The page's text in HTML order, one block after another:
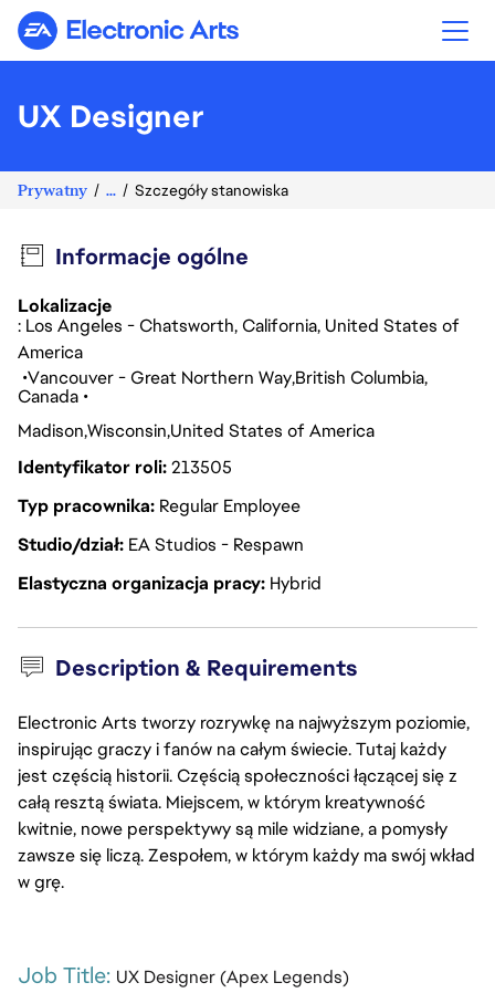
Electronic Arts
UX Designer
Prywatny ... Szczegóły stanowiska
Informacje ogólne
Lokalizacje
: Los Angeles - Chatsworth, California, United States of
America
Vancouver - Great Northern WayBritish Columbia
Canada
MadisonWisconsin United States of America
Identyfikator roli213505
Typ pracownika Regular Employee
Studio/dział EA Studios - Respawn
Elastyczna organizacja pracy Hybrid
Description & Requirements
Electronic Arts tworzy rozrywkę na najwyższym poziomie,
inspirując graczy i fanów na całym świecie. Tutaj każdy
jest częścią historii. Częścią społeczności łączącej się z
całą resztą świata. Miejscem, w którym kreatywność
kwitnie, nowe perspektywy są mile widziane, a pomysły
zawsze się liczą. Zespołem, w którym każdy ma swój wkład
w grę.
Job Title: UX Designer (Apex Legends)